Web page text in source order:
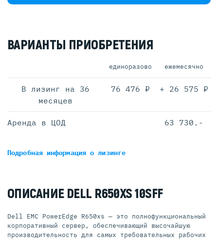
ВАРИАНТЫ ПРИОБРЕТЕНИЯ
единоразово ежемесячно
В лизинг на 36
месяцев
76 476 ₽ + 26 575 ₽
Аренда в ЦОД 63 730.-
Подробная информацияо лизинге
ОПИСАНИЕ DELL R650XS 10SFF
Dell EMC PowerEdge R650xs — это полнофункциональный
корпоративный сервер, обеспечивающий высочайшую
производительность для самых требовательных рабочих